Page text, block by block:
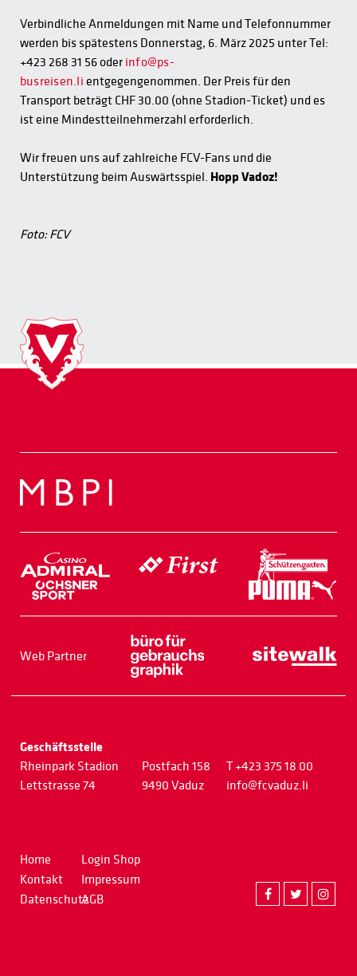
Verbindliche Anmeldungen mit Name und Telefonnummer
werden bis spätestens Donnerstag, 6. März 2025 unter Tel:
+423 268 31 56 oder info@ps-
busreisen.li entgegengenommen. Der Preis für den
Transport beträgt CHF 30.00 (ohne Stadion-Ticket) und es
ist eine Mindestteilnehmerzahl erforderlich.
Wir freuen uns auf zahlreiche FCV-Fans und die
Unterstützung beim Auswärtsspiel. Hopp Vadoz!
Foto: FCV
Web Partner
Geschäftsstelle
Rheinpark Stadion
Lettstrasse 74
Postfach 158
9490 Vaduz
T +423 375 18 00
info@fcvaduz.li
Home
Kontakt
Datenschutz
Login Shop
Impressum
AGB